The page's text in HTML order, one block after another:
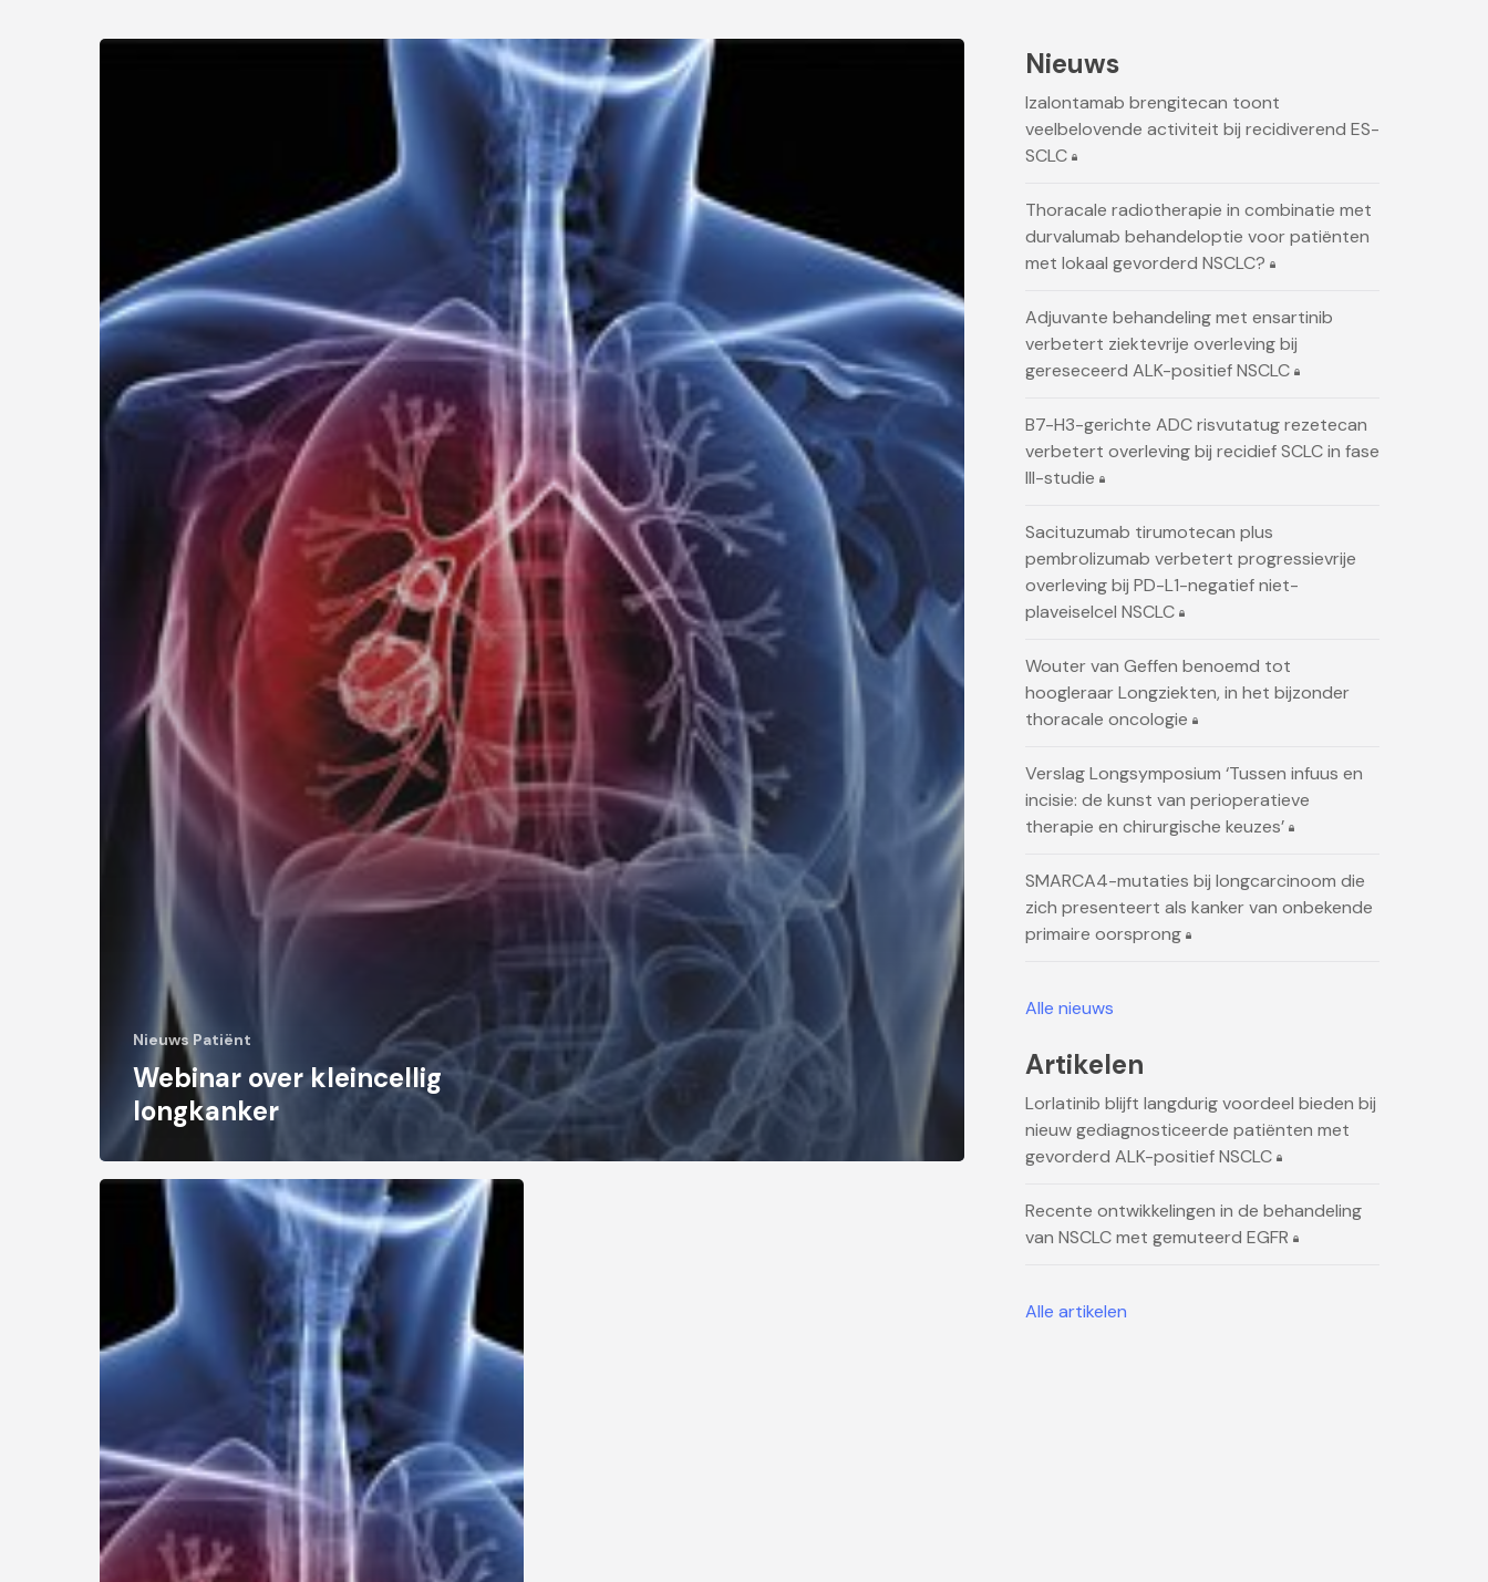
Webinar
Nieuws Patiënt
Webinar over kleincellig
longkanker
Bevolkingsonderzoek
verschillende
perspectieven
Nieuws
Izalontamab brengitecan toont
veelbelovende activiteit bij recidiverend ES-
SCLC
Thoracale radiotherapie in combinatie met
durvalumab behandeloptie voor patiënten
met lokaal gevorderd NSCLC?
Adjuvante behandeling met ensartinib
verbetert ziektevrije overleving bij
gereseceerd ALK-positief NSCLC
B7-H3-gerichte ADC risvutatug rezetecan
verbetert overleving bij recidief SCLC in fase
III-studie
Sacituzumab tirumotecan plus
pembrolizumab verbetert progressievrije
overleving bij PD-L1-negatief niet-
plaveiselcel NSCLC
Wouter van Geffen benoemd tot
hoogleraar Longziekten, in het bijzonder
thoracale oncologie
Verslag Longsymposium ‘Tussen infuus en
incisie: de kunst van perioperatieve
therapie en chirurgische keuzes’
SMARCA4-mutaties bij longcarcinoom die
zich presenteert als kanker van onbekende
primaire oorsprong
Alle nieuws
Artikelen
Lorlatinib blijft langdurig voordeel bieden bij
nieuw gediagnosticeerde patiënten met
gevorderd ALK-positief NSCLC
Recente ontwikkelingen in de behandeling
van NSCLC met gemuteerd EGFR
Alle artikelen